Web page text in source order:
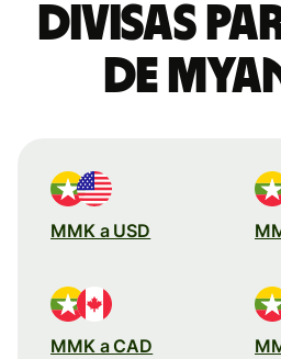
divisas
de
MMK a USD
MMK a CAD